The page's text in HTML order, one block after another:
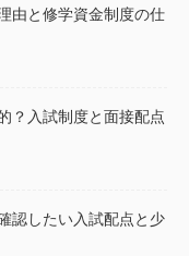
由と修学資金制度の仕
？入試制度と面接配点
認したい入試配点と少